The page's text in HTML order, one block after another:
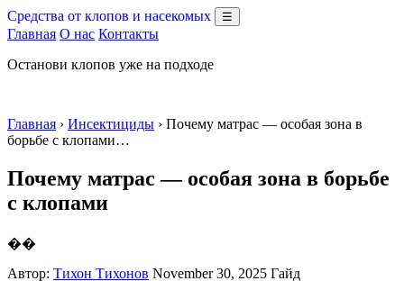
Средства от клопов и насекомых ☰
Главная О нас Контакты
Останови клопов уже на подходе
Главная › Инсектициды › Почему матрас — особая зона в
борьбе с клопами…
Почему матрас — особая зона в борьбе
с клопами
��
Автор: Тихон Тихонов November 30, 2025 Гайд